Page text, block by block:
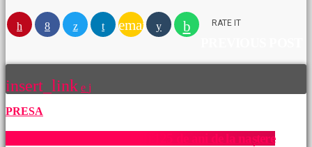
email RATE IT
insert_link
PRESA
Lucian Blaga (1895 – 2020) 125 de ani de la naștere